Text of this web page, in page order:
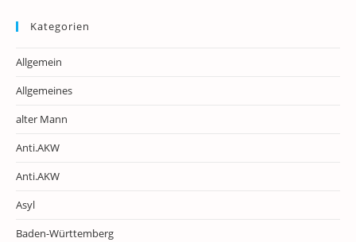
Kategorien
Allgemein
Allgemeines
alter Mann
Anti.AKW
Anti.AKW
Asyl
Baden-Württemberg